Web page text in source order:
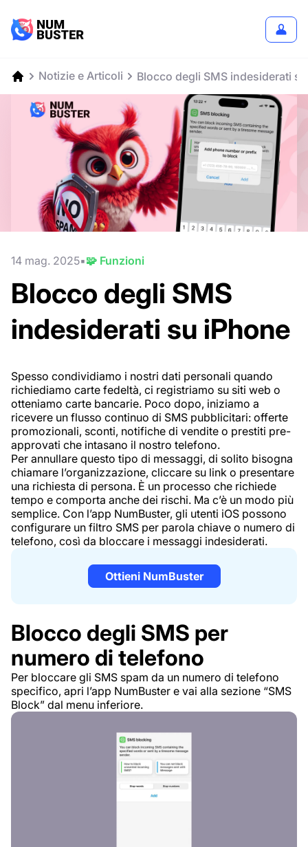
Notizie e Articoli Blocco degli SMS indesiderati
14 mag. 2025 🧩 Funzioni
Blocco degli SMS
indesiderati su iPhone
Spesso condividiamo i nostri dati personali quando
richiediamo carte fedeltà, ci registriamo su siti web o
otteniamo carte bancarie. Poco dopo, iniziamo a
ricevere un flusso continuo di SMS pubblicitari: offerte
promozionali, sconti, notifiche di vendite o prestiti pre-
approvati che intasano il nostro telefono.
Per annullare questo tipo di messaggi, di solito bisogna
chiamare l’organizzazione, cliccare su link o presentare
una richiesta di persona. È un processo che richiede
tempo e comporta anche dei rischi. Ma c’è un modo più
semplice. Con l’app NumBuster, gli utenti iOS possono
configurare un filtro SMS per parola chiave o numero di
telefono, così da bloccare i messaggi indesiderati.
Ottieni NumBuster
Blocco degli SMS per
numero di telefono
Per bloccare gli SMS spam da un numero di telefono
specifico, apri l’app NumBuster e vai alla sezione “SMS
Block” dal menu inferiore.